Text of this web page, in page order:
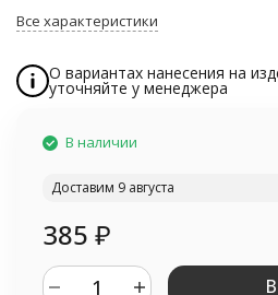
Все характеристики
О вариантах нанесения на
уточняйте у менеджера
В наличии
Доставим 9 августа
385 ₽